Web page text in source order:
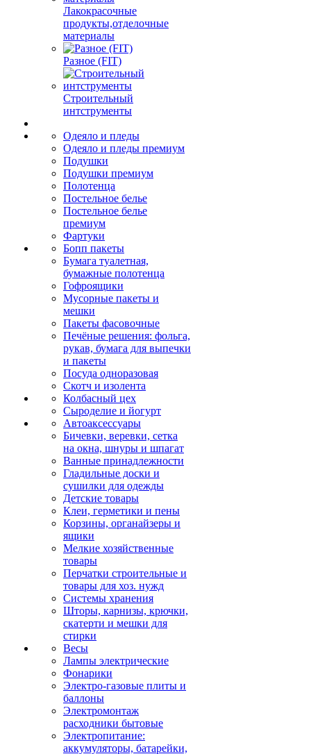
Лакокрасочные
продукты,отделочные
материалы
Разное (FIT)
Строительный
интструменты
Одеяло и пледы
Одеяло и пледы премиум
Подушки
Подушки премиум
Полотенца
Постельное белье
Постельное белье
премиум
Фартуки
Бопп пакеты
Бумага туалетная,
бумажные полотенца
Гофроящики
Мусорные пакеты и
мешки
Пакеты фасовочные
Печёные решения: фольга,
рукав, бумага для выпечки
и пакеты
Посуда одноразовая
Скотч и изолента
Колбасный цех
Сыроделие и йогурт
Автоаксессуары
Бичевки, веревки, сетка
на окна, шнуры и шпагат
Ванные принадлежности
Гладильные доски и
сушилки для одежды
Детские товары
Клеи, герметики и пены
Корзины, органайзеры и
ящики
Мелкие хозяйственные
товары
Перчатки строительные и
товары для хоз. нужд
Системы хранения
Шторы, карнизы, крючки,
скатерти и мешки для
стирки
Весы
Лампы электрические
Фонарики
Электро-газовые плиты и
баллоны
Электромонтаж
расходники бытовые
Электропитание:
аккумуляторы, батарейки,